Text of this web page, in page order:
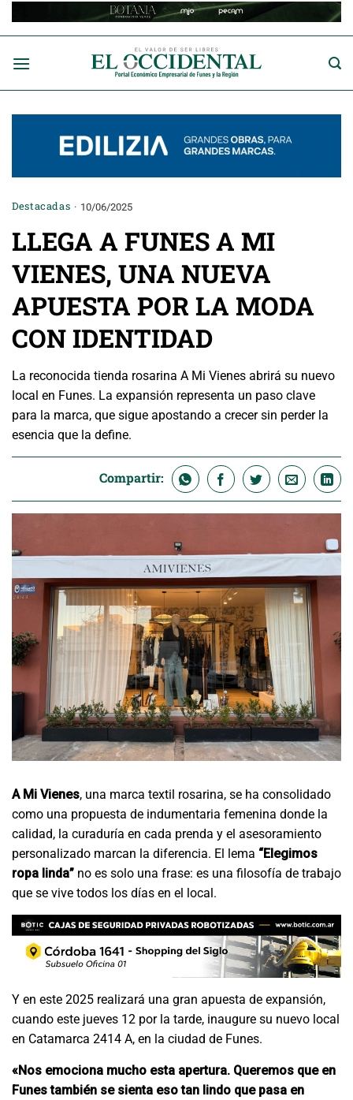
Destacadas 10/06/2025
LLEGA A FUNES A MI
VIENES, UNA NUEVA
APUESTA POR LA MODA
CON IDENTIDAD
La reconocida tienda rosarina A Mi Vienes abrirá su nuevo
local en Funes. La expansión representa un paso clave
para la marca, que sigue apostando a crecer sin perder la
esencia que la define.
Compartir:
A Mi Vienes, una marca textil rosarina, se ha consolidado
como una propuesta de indumentaria femenina donde la
calidad, la curaduría en cada prenda y el asesoramiento
personalizado marcan la diferencia. El lema “Elegimos
ropa linda” no es solo una frase: es una filosofía de trabajo
que se vive todos los días en el local.
Y en este 2025 realizará una gran apuesta de expansión,
cuando este jueves 12 por la tarde, inaugure su nuevo local
en Catamarca 2414 A, en la ciudad de Funes.
«Nos emociona mucho esta apertura. Queremos que en
Funes también se sienta eso tan lindo que pasa en